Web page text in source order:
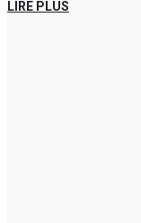
LIRE PLUS